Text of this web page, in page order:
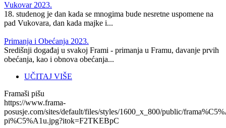
Vukovar 2023.
18. studenog je dan kada se mnogima bude nesretne uspomene na
pad Vukovara, dan kada majke i...
Primanja i Obećanja 2023.
Središnji događaj u svakoj Frami - primanja u Framu, davanje prvih
obećanja, kao i obnova obećanja...
UČITAJ VIŠE
Framaši pišu
https://www.frama-
posusje.com/sites/default/files/styles/1600_x_800/public/
pi%C5%A1u.jpg?itok=F2TKEBpC